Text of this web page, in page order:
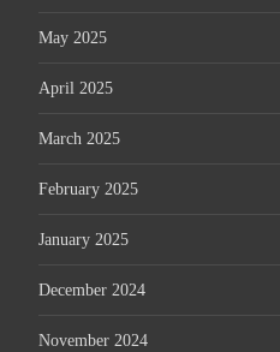
May 2025
April 2025
March 2025
February 2025
January 2025
December 2024
November 2024